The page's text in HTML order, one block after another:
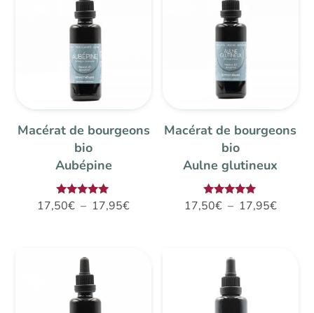
Macérat de bourgeons
bio
Aubépine
Note
17,50€ – 17,95€Plage
Macérat de bourgeons
bio
Aulne glutineux
Note
17,50€ – 17,95€Plage